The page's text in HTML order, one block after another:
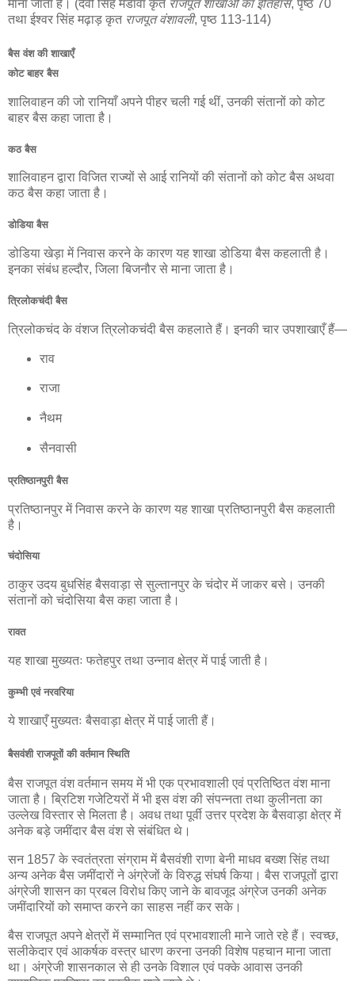
माना जाता है। (देवी सिंह मंडावा कृत राजपूत शाखाओं का इतिहास, पृष्ठ 70
तथा ईश्वर सिंह मढ़ाड़ कृत राजपूत वंशावली, पृष्ठ 113-114)
बैस वंश की शाखाएँ
कोट बाहर बैस
शालिवाहन की जो रानियाँ अपने पीहर चली गई थीं, उनकी संतानों को कोट
बाहर बैस कहा जाता है।
कठ बैस
शालिवाहन द्वारा विजित राज्यों से आई रानियों की संतानों को कोट बैस अथवा
कठ बैस कहा जाता है।
डोडिया बैस
डोडिया खेड़ा में निवास करने के कारण यह शाखा डोडिया बैस कहलाती है।
इनका संबंध हल्दौर, जिला बिजनौर से माना जाता है।
त्रिलोकचंदी बैस
त्रिलोकचंद के वंशज त्रिलोकचंदी बैस कहलाते हैं। इनकी चार उपशाखाएँ हैं—
राव
राजा
नैथम
सैनवासी
प्रतिष्ठानपुरी बैस
प्रतिष्ठानपुर में निवास करने के कारण यह शाखा प्रतिष्ठानपुरी बैस कहलाती
है।
चंदोसिया
ठाकुर उदय बुधसिंह बैसवाड़ा से सुल्तानपुर के चंदोर में जाकर बसे। उनकी
संतानों को चंदोसिया बैस कहा जाता है।
रावत
यह शाखा मुख्यतः फतेहपुर तथा उन्नाव क्षेत्र में पाई जाती है।
कुम्भी एवं नरवरिया
ये शाखाएँ मुख्यतः बैसवाड़ा क्षेत्र में पाई जाती हैं।
बैसवंशी राजपूतों की वर्तमान स्थिति
बैस राजपूत वंश वर्तमान समय में भी एक प्रभावशाली एवं प्रतिष्ठित वंश माना
जाता है। ब्रिटिश गजेटियरों में भी इस वंश की संपन्नता तथा कुलीनता का
उल्लेख विस्तार से मिलता है। अवध तथा पूर्वी उत्तर प्रदेश के बैसवाड़ा क्षेत्र में
अनेक बड़े जमींदार बैस वंश से संबंधित थे।
सन 1857 के स्वतंत्रता संग्राम में बैसवंशी राणा बेनी माधव बख्श सिंह तथा
अन्य अनेक बैस जमींदारों ने अंग्रेजों के विरुद्ध संघर्ष किया। बैस राजपूतों द्वारा
अंग्रेजी शासन का प्रबल विरोध किए जाने के बावजूद अंग्रेज उनकी अनेक
जमींदारियों को समाप्त करने का साहस नहीं कर सके।
बैस राजपूत अपने क्षेत्रों में सम्मानित एवं प्रभावशाली माने जाते रहे हैं। स्वच्छ,
सलीकेदार एवं आकर्षक वस्त्र धारण करना उनकी विशेष पहचान माना जाता
था। अंग्रेजी शासनकाल से ही उनके विशाल एवं पक्के आवास उनकी